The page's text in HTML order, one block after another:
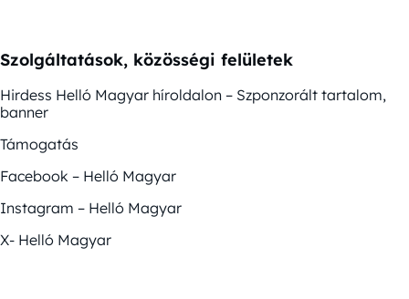
Szolgáltatások, közösségi felületek
Hirdess Helló Magyar híroldalon – Szponzorált tartalom,
banner
Támogatás
Facebook – Helló Magyar
Instagram – Helló Magyar
X- Helló Magyar